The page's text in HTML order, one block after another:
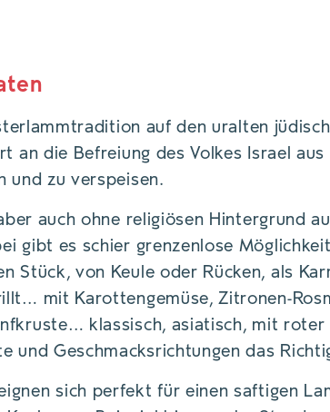
auf den uralten
an die Befreiung des Volkes Israel
und zu verspeisen.
auch ohne religiösen Hintergrund
gibt es schier grenzenlose
Stück, von Keule oder Rücken, als
mit Karottengemüse, Zitronen-
klassisch, asiatisch, mit roter
und Geschmacksrichtungen das
sich perfekt für einen saftigen